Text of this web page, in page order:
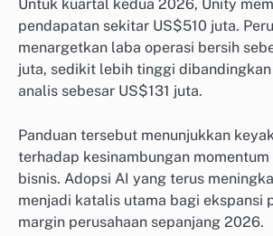
Untuk kuartal kedua 2026, Unity
pendapatan sekitar US$510 juta.
menargetkan laba operasi bersih
juta, sedikit lebih tinggi
analis sebesar US$131 juta.
Panduan tersebut menunjukkan
terhadap kesinambungan
bisnis. Adopsi AI yang terus
menjadi katalis utama bagi ekspansi
margin perusahaan sepanjang 2026.